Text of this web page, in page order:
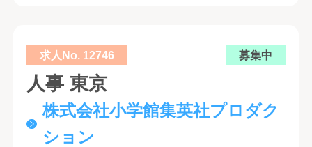
求人No. 12746 募集中
人事 東京
株式会社小学館集英社プロダク
ション